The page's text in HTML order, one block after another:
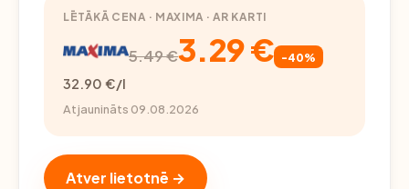
LĒTĀKĀ CENA · MAXIMA · AR KARTI
5.49 €3.29 € -40%
32.90 €/l
Atjaunināts 09.08.2026
Atver lietotnē →